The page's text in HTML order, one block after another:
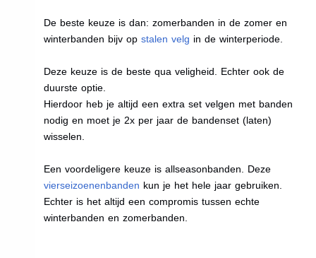
De beste keuze is dan: zomerbanden in de zomer en
winterbanden bijv op stalen velg in de winterperiode.
Deze keuze is de beste qua veligheid. Echter ook de
duurste optie.
Hierdoor heb je altijd een extra set velgen met banden
nodig en moet je 2x per jaar de bandenset (laten)
wisselen.
Een voordeligere keuze is allseasonbanden. Deze
vierseizoenenbanden kun je het hele jaar gebruiken.
Echter is het altijd een compromis tussen echte
winterbanden en zomerbanden.